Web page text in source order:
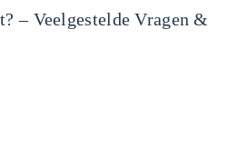
– Veelgestelde Vragen &